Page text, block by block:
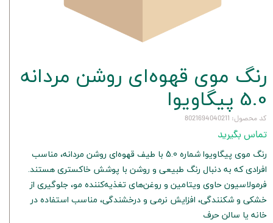
رنگ موی قهوه‌ای روشن مردانه
5.0 پیگاویوا
کد محصول: 8021694040211
تماس بگیرید
رنگ موی پیگاویوا شماره 5.0 با طیف قهوه‌ای روشن مردانه، مناسب
افرادی که به دنبال رنگ طبیعی و روشن با پوشش خاکستری هستند.
فرمولاسیون حاوی ویتامین و روغن‌های تغذیه‌کننده مو، جلوگیری از
خشکی و شکنندگی، افزایش نرمی و درخشندگی، مناسب استفاده در
خانه یا سالن حرف